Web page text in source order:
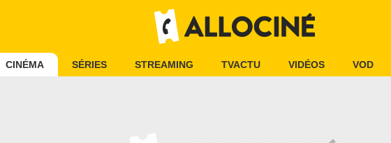
CINÉMA SÉRIES STREAMING TVACTU VIDÉOS VOD